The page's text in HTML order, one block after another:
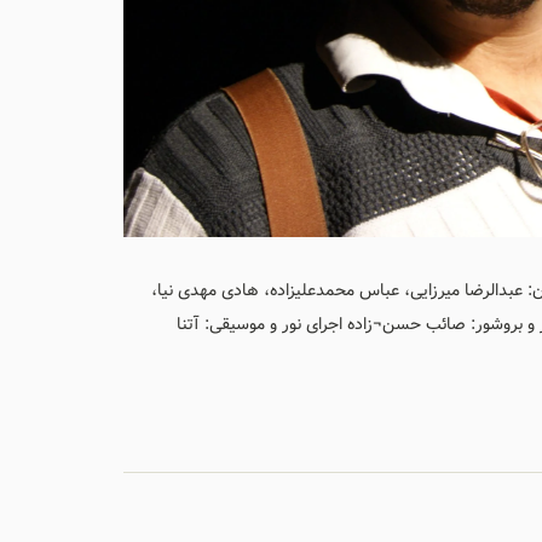
عبدالرضا میرزایی، عباس محمدعلیزاده، هادی مهدی نیا،
و بروشور: صائب حسن¬زاده اجرای نور و موسیقی: آتنا